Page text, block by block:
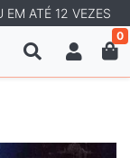
EM ATÉ 12 VEZES
0